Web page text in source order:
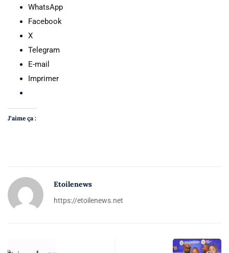
WhatsApp
Facebook
X
Telegram
E-mail
Imprimer
J’aime ça :
Etoilenews
https://etoilenews.net